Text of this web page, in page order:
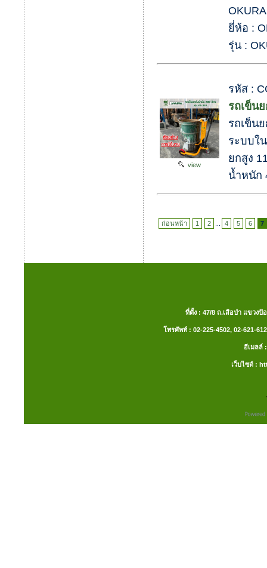
ยี่ห้อ :
รุ่น :
view
รหัส :
รถเข็น
รถเข็น
ระบบใ
ยกสูง
น้ำหนัก
ก่อนหน้า 1 2 4 5 6 7
ที่ตั้ง : 47/8 ถ.เสือป่า แขวงป้
โทรศัพท์ : 02-225-4502, 02-621-
อีเมลล์
เว็บไซต์ :